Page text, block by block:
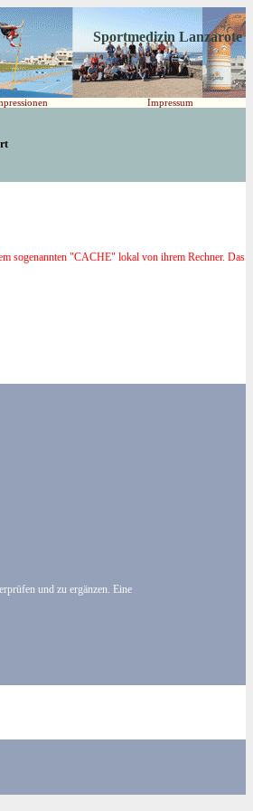
Sportmedizin Lanzarote
Impressum
sogenannten "CACHE" lokal von ihrem Rechner. Das
und zu ergänzen. Eine